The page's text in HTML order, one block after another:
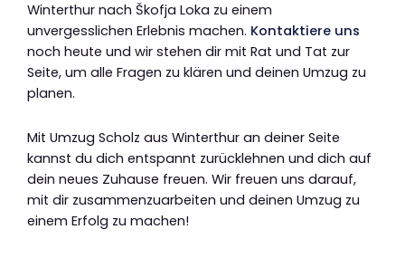
Winterthur nach Škofja Loka zu einem
unvergesslichen Erlebnis machen. Kontaktiere uns
noch heute und wir stehen dir mit Rat und Tat zur
Seite, um alle Fragen zu klären und deinen Umzug zu
planen.
Mit Umzug Scholz aus Winterthur an deiner Seite
kannst du dich entspannt zurücklehnen und dich auf
dein neues Zuhause freuen. Wir freuen uns darauf,
mit dir zusammenzuarbeiten und deinen Umzug zu
einem Erfolg zu machen!